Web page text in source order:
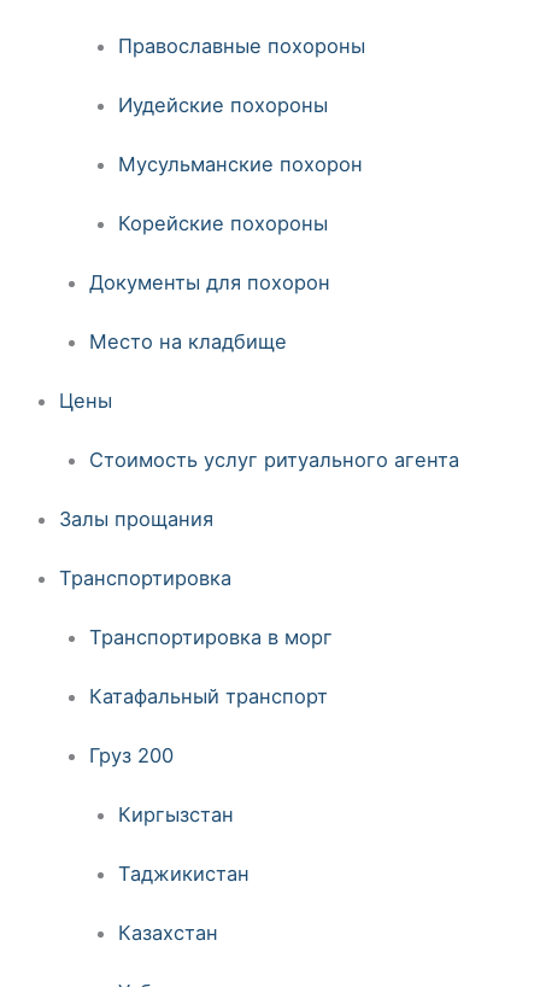
Православные похороны
Иудейские похороны
Мусульманские похорон
Корейские похороны
Документы для похорон
Место на кладбище
Цены
Стоимость услуг ритуального агента
Залы прощания
Транспортировка
Транспортировка в морг
Катафальный транспорт
Груз 200
Киргызстан
Таджикистан
Казахстан